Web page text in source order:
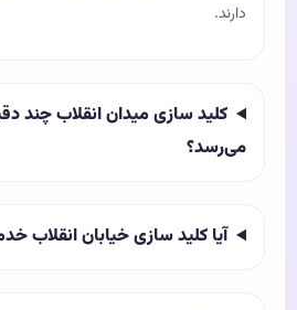
دارند.
کلید سازی میدان انقلاب چند
می‌رسد؟
آیا کلید سازی خیابان انقلاب خدمات ۲۴ ساعته